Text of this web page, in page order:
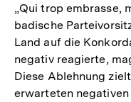
„Qui trop embrasse,
badische
Land auf die
negativ reagierte,
Diese Ablehnung
erwarteten